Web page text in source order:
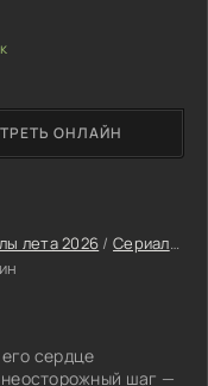
лета 2026 /Сериалы июля 2026
сердце
шаг —
ОНЛАЙН